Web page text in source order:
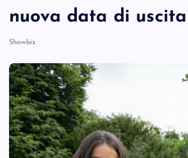
nuova data di
Showbiz